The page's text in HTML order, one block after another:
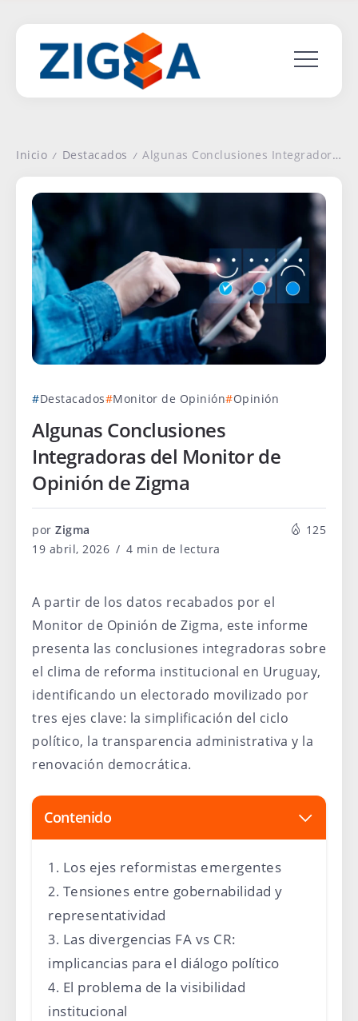
Inicio / Destacados / Algunas Conclusiones Integradoras del Monitor de Opinión de Zigma
Destacados Monitor de Opinión Opinión
Algunas Conclusiones
Integradoras del Monitor de
Opinión de Zigma
por Zigma
19 abril, 2026
4 min de lectura
125
A partir de los datos recabados por el
Monitor de Opinión de Zigma, este informe
presenta las conclusiones integradoras sobre
el clima de reforma institucional en Uruguay,
identificando un electorado movilizado por
tres ejes clave: la simplificación del ciclo
político, la transparencia administrativa y la
renovación democrática.
Contenido
Los ejes reformistas emergentes
Tensiones entre gobernabilidad y
representatividad
Las divergencias FA vs CR:
implicancias para el diálogo político
El problema de la visibilidad
institucional